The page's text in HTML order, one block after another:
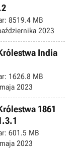
8519.4 MB
2023
India
1626.8 MB
2023
1861
601.5 MB
2023